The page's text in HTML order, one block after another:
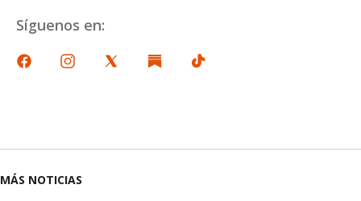
Síguenos en:
MÁS NOTICIAS